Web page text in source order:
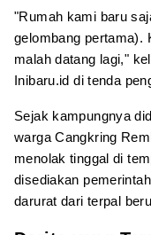
"Rumah kami baru
gelombang pertama).
malah datang lagi,"
Inibaru.id di tenda
Sejak kampungnya
warga Cangkring
menolak tinggal di
disediakan
darurat dari terpal